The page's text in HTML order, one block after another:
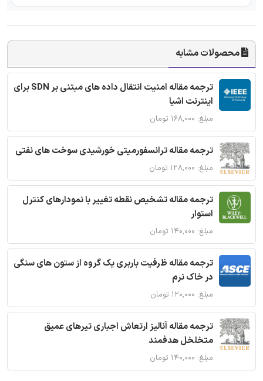
محصولات مشابه
ترجمه مقاله امنیت انتقال داده های مبتنی بر SDN برای
اینترنت اشیا
مبلغ: ۱۶۸,۰۰۰ تومان
ترجمه مقاله ترانسفورمیتی خورشیدی سوخت های نفتی
مبلغ: ۱۲۸,۰۰۰ تومان
ترجمه مقاله تشخیص نقطه تغییر با نمودارهای کنترل
استوار
مبلغ: ۱۴۰,۰۰۰ تومان
ترجمه مقاله ظرفیت باربری یک گروه از ستون های سنگی
در خاک نرم
مبلغ: ۱۲۰,۰۰۰ تومان
ترجمه مقاله آنالیز ارتعاش اجباری تیرهای عمیق
متخلخل هدفمند
مبلغ: ۱۴۰,۰۰۰ تومان